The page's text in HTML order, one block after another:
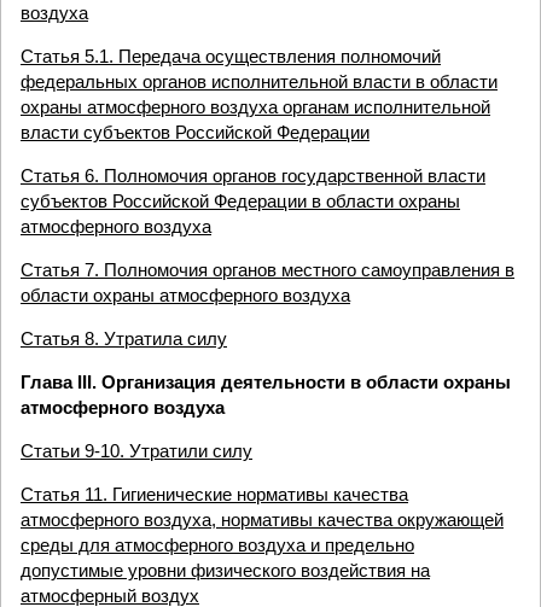
воздуха
Статья 5.1. Передача осуществления полномочий
федеральных органов исполнительной власти в области
охраны атмосферного воздуха органам исполнительной
власти субъектов Российской Федерации
Статья 6. Полномочия органов государственной власти
субъектов Российской Федерации в области охраны
атмосферного воздуха
Статья 7. Полномочия органов местного самоуправления в
области охраны атмосферного воздуха
Статья 8. Утратила силу
Глава III. Организация деятельности в области охраны
атмосферного воздуха
Статьи 9-10. Утратили силу
Статья 11. Гигиенические нормативы качества
атмосферного воздуха, нормативы качества окружающей
среды для атмосферного воздуха и предельно
допустимые уровни физического воздействия на
атмосферный воздух